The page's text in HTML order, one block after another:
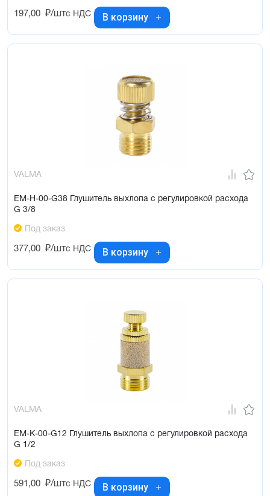
197,00 ₽/штс НДС В корзину
VALMA
EM-H-00-G38 Глушитель выхлопа с регулировкой расхода
G 3/8
Под заказ
377,00 ₽/штс НДС В корзину
VALMA
EM-K-00-G12 Глушитель выхлопа с регулировкой расхода
G 1/2
Под заказ
591,00 ₽/штс НДС В корзину